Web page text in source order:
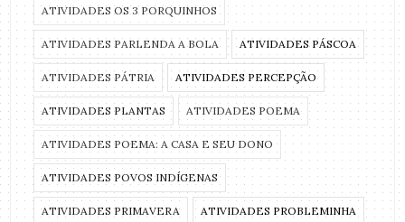
ATIVIDADES OS 3 PORQUINHOS
ATIVIDADES PARLENDA A BOLA ATIVIDADES PÁSCOA
ATIVIDADES PÁTRIA ATIVIDADES PERCEPÇÃO
ATIVIDADES PLANTAS ATIVIDADES POEMA
ATIVIDADES POEMA: A CASA E SEU DONO
ATIVIDADES POVOS INDÍGENAS
ATIVIDADES PRIMAVERA ATIVIDADES PROBLEMINHA